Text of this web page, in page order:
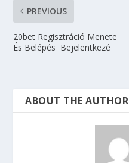
PREVIOUS
20bet Regisztráció Menete
És Belépés ️ Bejelentkezé
ABOUT THE AUTHOR